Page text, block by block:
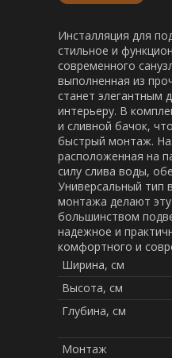
Инсталляция для
стильное и
современного
выполненная из
станет элегантным
интерьеру. В
и сливной бачок,
быстрый монтаж.
расположенная на
силу слива воды,
Универсальный тип
монтажа делают
большинством
надежное и
комфортного и
Ширина, см
Высота, см
Глубина, см
Монтаж